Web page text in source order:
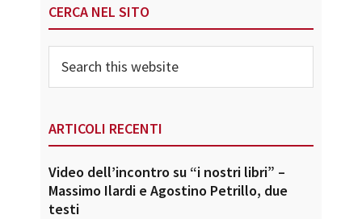
Primary
Sidebar
CERCA NEL SITO
this
website
ARTICOLI RECENTI
Video dell’incontro su “i nostri libri” –
Massimo Ilardi e Agostino Petrillo, due
testi